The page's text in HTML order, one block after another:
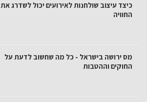
כיצד עיצוב שולחנות לאירועים יכול לשדרג את
החוויה
מס ירושה בישראל - כל מה שחשוב לדעת על
החוקים וההטבות